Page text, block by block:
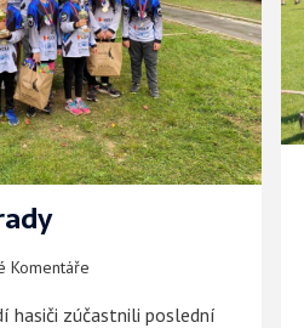
Komentáře
hasiči zúčastnili poslední